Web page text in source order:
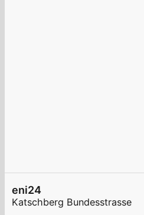
eni24
Katschberg Bundesstrasse